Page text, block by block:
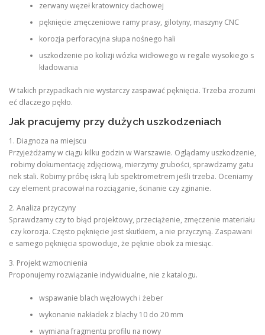
zerwany węzeł kratownicy dachowej
pęknięcie zmęczeniowe ramy prasy, gilotyny, maszyny CNC
korozja perforacyjna słupa nośnego hali
uszkodzenie po kolizji wózka widłowego w regale wysokiego s
kładowania
W takich przypadkach nie wystarczy zaspawać pęknięcia. Trzeba zrozumi
eć dlaczego pękło.
Jak pracujemy przy dużych uszkodzeniach
1. Diagnoza na miejscu
Przyjeżdżamy w ciągu kilku godzin w Warszawie. Oglądamy uszkodzenie,
robimy dokumentację zdjęciową, mierzymy grubości, sprawdzamy gatu
nek stali. Robimy próbę iskrą lub spektrometrem jeśli trzeba. Oceniamy
czy element pracował na rozciąganie, ścinanie czy zginanie.
2. Analiza przyczyny
Sprawdzamy czy to błąd projektowy, przeciążenie, zmęczenie materiału
czy korozja. Często pęknięcie jest skutkiem, a nie przyczyną. Zaspawani
e samego pęknięcia spowoduje, że pęknie obok za miesiąc.
3. Projekt wzmocnienia
Proponujemy rozwiązanie indywidualne, nie z katalogu.
wspawanie blach węzłowych i żeber
wykonanie nakładek z blachy 10 do 20 mm
wymiana fragmentu profilu na nowy